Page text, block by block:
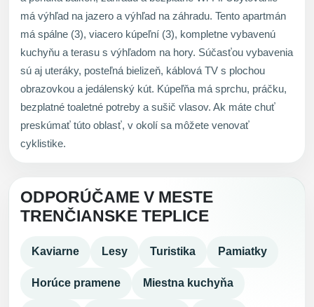
má výhľad na jazero a výhľad na záhradu. Tento apartmán
má spálne (3), viacero kúpeľní (3), kompletne vybavenú
kuchyňu a terasu s výhľadom na hory. Súčasťou vybavenia
sú aj uteráky, posteľná bielizeň, káblová TV s plochou
obrazovkou a jedálenský kút. Kúpeľňa má sprchu, práčku,
bezplatné toaletné potreby a sušič vlasov. Ak máte chuť
preskúmať túto oblasť, v okolí sa môžete venovať
cyklistike.
ODPORÚČAME V MESTE
TRENČIANSKE TEPLICE
Kaviarne Lesy Turistika Pamiatky
Horúce pramene Miestna kuchyňa